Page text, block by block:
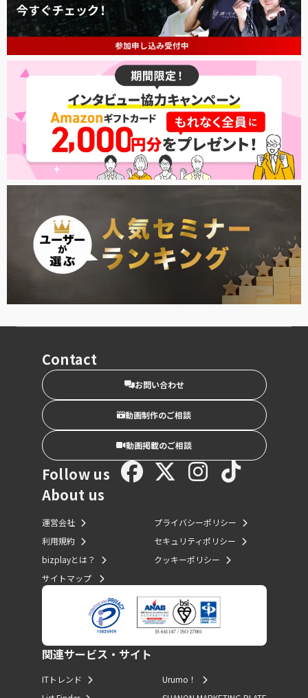
Contact
お問い合わせ
動画制作のご相談
動画掲載のご相談
Follow us
About us
運営会社
利用規約
bizplayとは？
サイトマップ
プライバシーポリシー
セキュリティポリシー
クッキーポリシー
関連サービス・サイト
ITトレンド
Urumo！